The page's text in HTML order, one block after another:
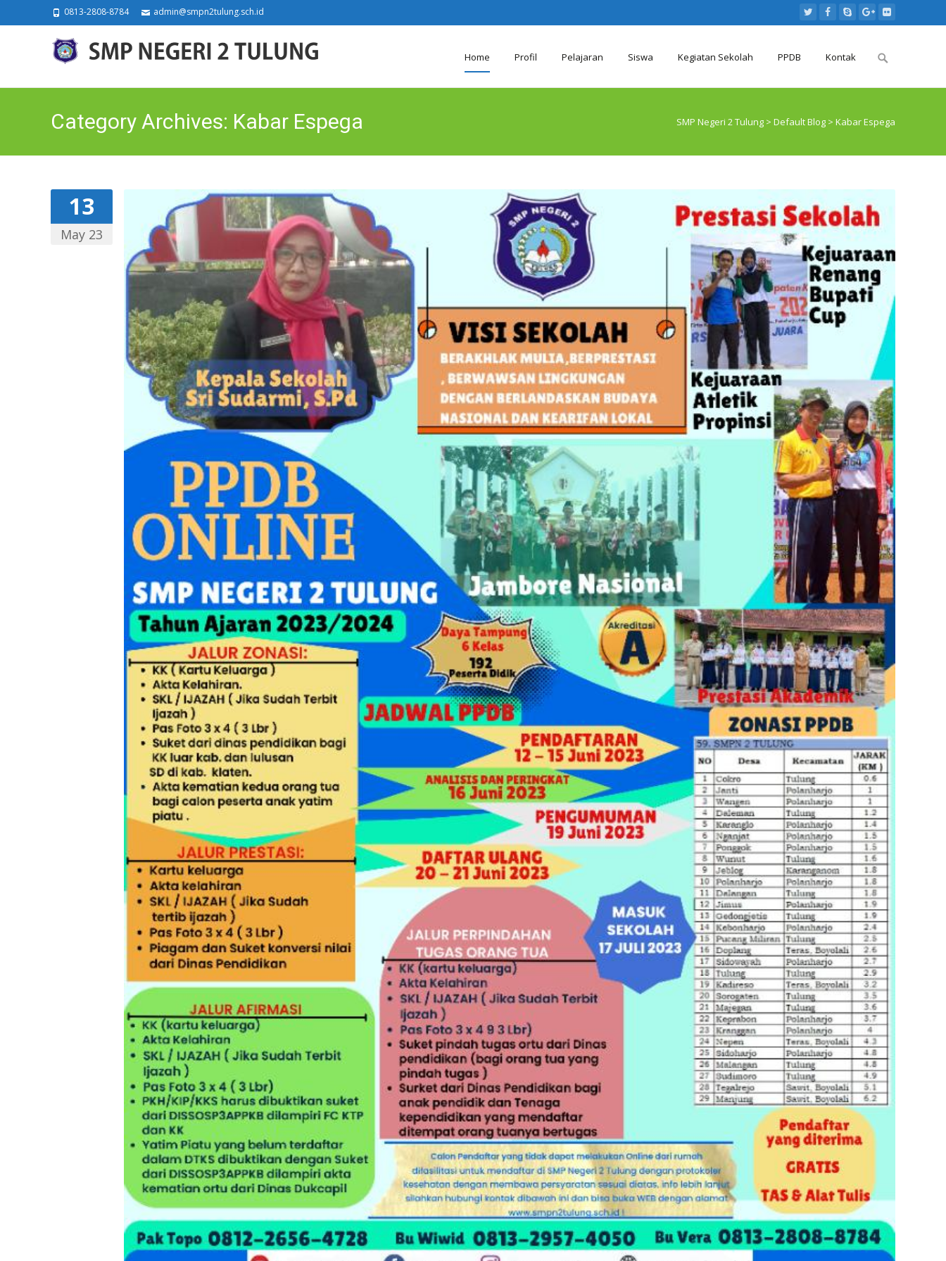
0813-2808-8784 admin@smpn2tulung.sch.id
Home Profil Pelajaran Siswa Kegiatan Sekolah PPDB Kontak
Search
Category Archives: Kabar Espega SMP Negeri 2 Tulung > Default Blog > Kabar Espega
13
May 23